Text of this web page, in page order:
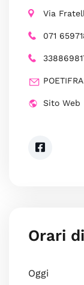
Via
071
Sito Web
Orari
Oggi